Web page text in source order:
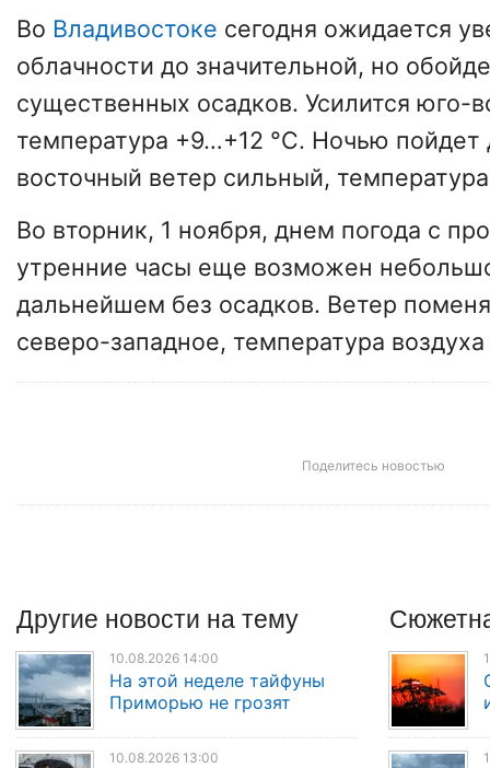
Во Владивостоке сегодня ожидается
облачности до значительной, но
существенных осадков. Усилится юго-
температура +9…+12 °C. Ночью
восточный ветер сильный,
Во вторник, 1 ноября, днем погода с
утренние часы еще возможен
дальнейшем без осадков. Ветер
северо-западное, температура
Поделитесь новостью
Другие новости на тему
10.08.2026 14:00
На этой неделе тайфуны
Приморью не грозят
10.08.2026 13:00